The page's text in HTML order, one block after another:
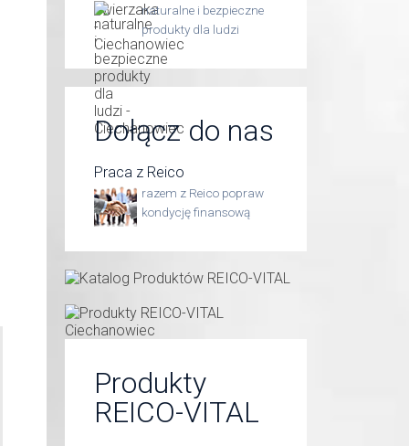
naturalne i bezpieczne
produkty dla ludzi
Dołącz do nas
Praca z Reico
razem z Reico popraw
kondycję finansową
Produkty
REICO-VITAL